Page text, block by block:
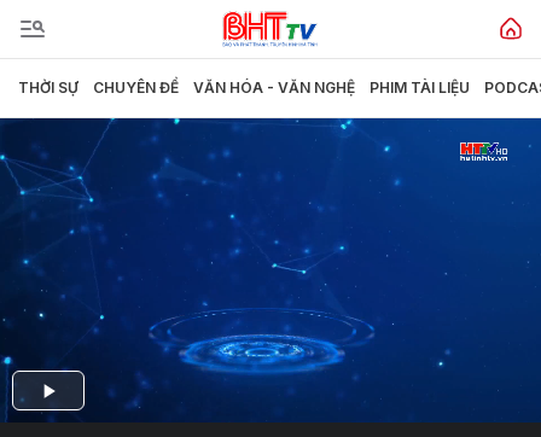
THỜI SỰ CHUYÊN ĐỀ VĂN HÓA - VĂN NGHỆ PHIM TÀI LIỆU